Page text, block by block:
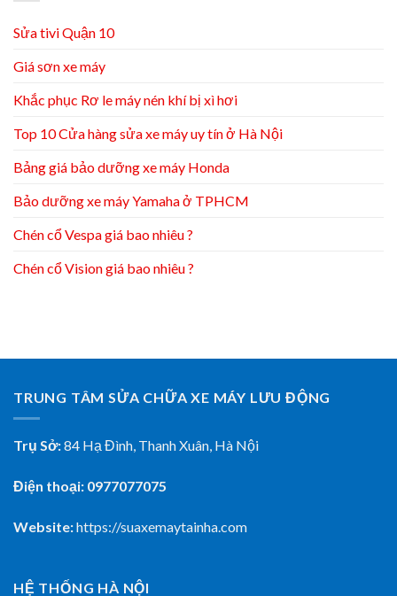
Sửa tivi Quận 10
Giá sơn xe máy
Khắc phục Rơ le máy nén khí bị xì hơi
Top 10 Cửa hàng sửa xe máy uy tín ở Hà Nội
Bảng giá bảo dưỡng xe máy Honda
Bảo dưỡng xe máy Yamaha ở TPHCM
Chén cổ Vespa giá bao nhiêu ?
Chén cổ Vision giá bao nhiêu ?
TRUNG TÂM SỬA CHỮA XE MÁY LƯU ĐỘNG
Trụ Sở:84 Hạ Đình, Thanh Xuân, Hà Nội
Điện thoại: 0977077075
Website:https://suaxemaytainha.com
HỆ THỐNG HÀ NỘI